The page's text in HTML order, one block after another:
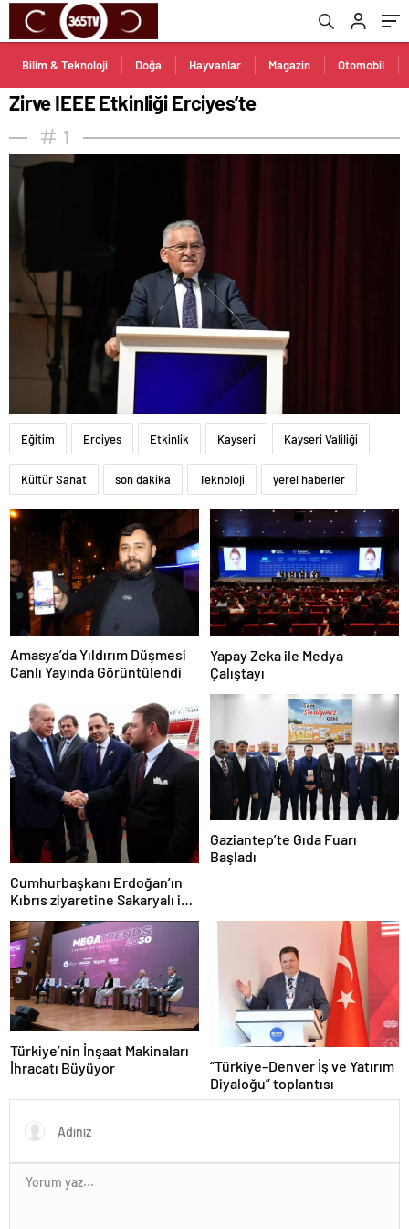
Bilim & Teknoloji Doğa Hayvanlar Magazin Otomobil
Zirve IEEE Etkinliği Erciyes’te
1
Eğitim Erciyes Etkinlik Kayseri Kayseri Valiliği
Kültür Sanat son dakika Teknoloji yerel haberler
Amasya’da Yıldırım Düşmesi
Canlı Yayında Görüntülendi
Yapay Zeka ile Medya
Çalıştayı
Cumhurbaşkanı Erdoğan’ın
Kıbrıs ziyaretine Sakaryalı iş
insanı da eşlik etti
Gaziantep’te Gıda Fuarı
Başladı
Türkiye’nin İnşaat Makinaları
İhracatı Büyüyor
“Türkiye–Denver İş ve Yatırım
Diyaloğu” toplantısı